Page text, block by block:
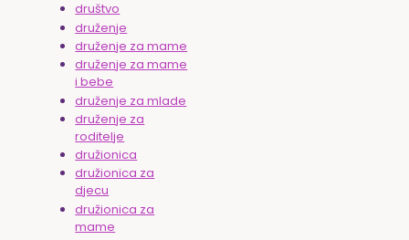
društvo
druženje
druženje za mame
druženje za mame
i bebe
druženje za mlade
druženje za
roditelje
družionica
družionica za
djecu
družionica za
mame